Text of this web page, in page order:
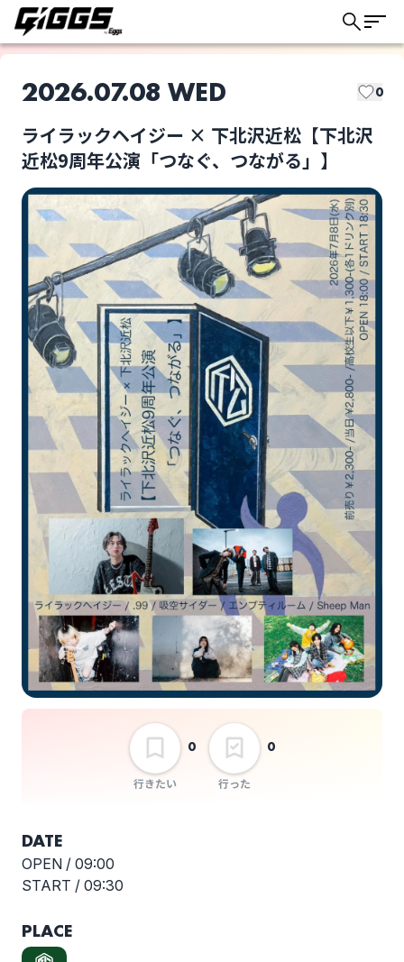
ライブ体験をもっと楽しく、もっと便利
に。
2026.07.08 WED 0
ライラックヘイジー × 下北沢近松【下北沢
近松9周年公演「つなぐ、つながる」】
行きたい
0
行った
0
ライラックヘイジー
吸空サイダー エンプティルーム
Sheep Man ライラックヘイジー ×
下北沢近松【下北沢近
松9周年公演「つな
ぐ、つながる」】
選択しない
DATE
OPEN / 09:00
START / 09:30
PLACE
このライブの取り置きは終了しました